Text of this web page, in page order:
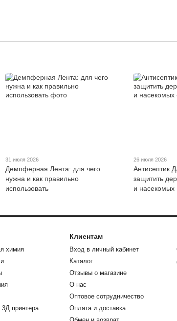
31 июля 2026
Демпферная Лента: для чего
нужна и как правильно
использовать
26 июля 2026
Антисептик
защитить
и насекомых
химия
принтера
Клиентам
Вход в личный кабинет
Каталог
Отзывы о магазине
О нас
Оптовое сотрудничество
Оплата и доставка